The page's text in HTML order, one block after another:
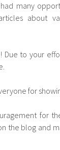
many
about
Due to your
for
for
the blog and